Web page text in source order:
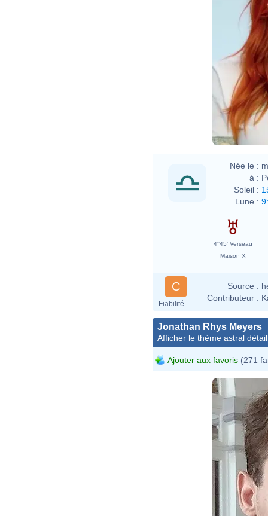
Née le :
à :
Soleil :
Lune :
4°45' Verseau
Maison X
C
Fiabilité
Source :
Contributeur :
Jonathan Rhys Meyers
Afficher le thème astral
Ajouter aux favoris (271